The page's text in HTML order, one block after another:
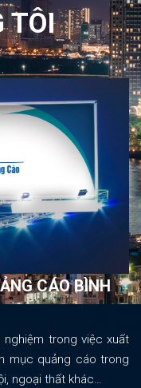
TÔI
CÁO BÌNH
trong việc xuất
mục quảng cáo trong
ngoại thất khác…